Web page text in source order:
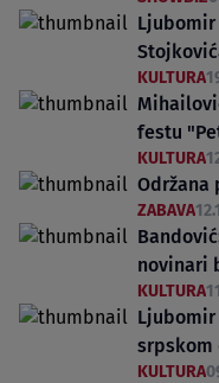
Ljubomir
KULTURA
festu
KULTURA
Održana
ZABAVA
novinari
KULTURA
Ljubomir
srpskom
KULTURA